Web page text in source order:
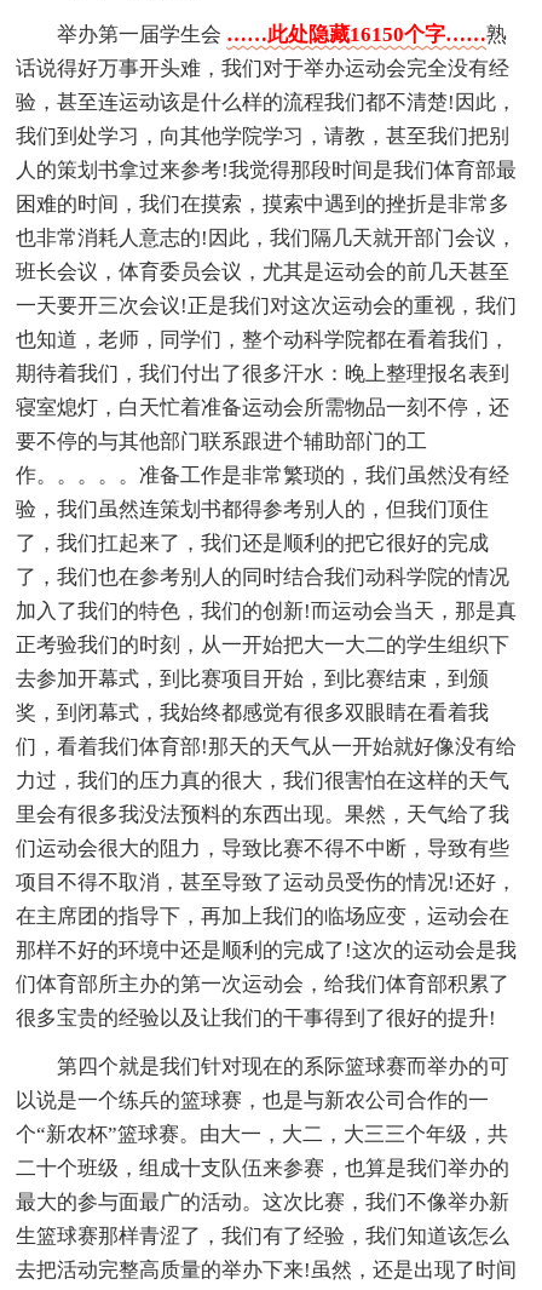
举办第一届学生会 ……此处隐藏16150个字……熟
话说得好万事开头难，我们对于举办运动会完全没有经
验，甚至连运动该是什么样的流程我们都不清楚!因此，
我们到处学习，向其他学院学习，请教，甚至我们把别
人的策划书拿过来参考!我觉得那段时间是我们体育部最
困难的时间，我们在摸索，摸索中遇到的挫折是非常多
也非常消耗人意志的!因此，我们隔几天就开部门会议，
班长会议，体育委员会议，尤其是运动会的前几天甚至
一天要开三次会议!正是我们对这次运动会的重视，我们
也知道，老师，同学们，整个动科学院都在看着我们，
期待着我们，我们付出了很多汗水：晚上整理报名表到
寝室熄灯，白天忙着准备运动会所需物品一刻不停，还
要不停的与其他部门联系跟进个辅助部门的工
作。。。。。准备工作是非常繁琐的，我们虽然没有经
验，我们虽然连策划书都得参考别人的，但我们顶住
了，我们扛起来了，我们还是顺利的把它很好的完成
了，我们也在参考别人的同时结合我们动科学院的情况
加入了我们的特色，我们的创新!而运动会当天，那是真
正考验我们的时刻，从一开始把大一大二的学生组织下
去参加开幕式，到比赛项目开始，到比赛结束，到颁
奖，到闭幕式，我始终都感觉有很多双眼睛在看着我
们，看着我们体育部!那天的天气从一开始就好像没有给
力过，我们的压力真的很大，我们很害怕在这样的天气
里会有很多我没法预料的东西出现。果然，天气给了我
们运动会很大的阻力，导致比赛不得不中断，导致有些
项目不得不取消，甚至导致了运动员受伤的情况!还好，
在主席团的指导下，再加上我们的临场应变，运动会在
那样不好的环境中还是顺利的完成了!这次的运动会是我
们体育部所主办的第一次运动会，给我们体育部积累了
很多宝贵的经验以及让我们的干事得到了很好的提升!
第四个就是我们针对现在的系际篮球赛而举办的可
以说是一个练兵的篮球赛，也是与新农公司合作的一
个“新农杯”篮球赛。由大一，大二，大三三个年级，共
二十个班级，组成十支队伍来参赛，也算是我们举办的
最大的参与面最广的活动。这次比赛，我们不像举办新
生篮球赛那样青涩了，我们有了经验，我们知道该怎么
去把活动完整高质量的举办下来!虽然，还是出现了时间